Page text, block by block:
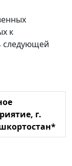
к
следующей
г.